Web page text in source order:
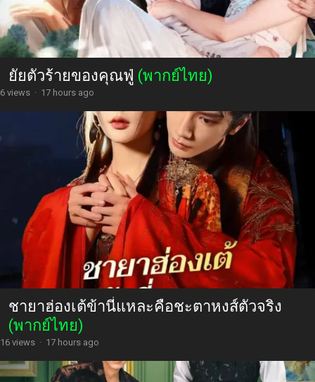
ยัยตัวร้ายของคุณฟู่ (พากย์ไทย)
6 views · 17 hours ago
ชายาฮ่องเต้ข้านี่แหละคือชะตาหงส์ตัวจริง
(พากย์ไทย)
16 views · 17 hours ago